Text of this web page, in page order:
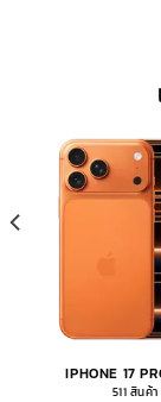
IPHONE 17
511 สินค้า